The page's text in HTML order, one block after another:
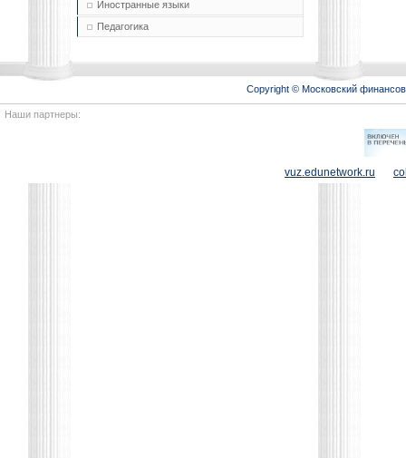
Иностранные языки
Педагогика
Copyright © Московский
Наши партнеры:
vuz.edunetwork.ru